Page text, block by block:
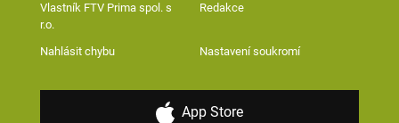
Vlastník FTV Prima spol. s
r.o.
Redakce
Nahlásit chybu Nastavení soukromí
App Store